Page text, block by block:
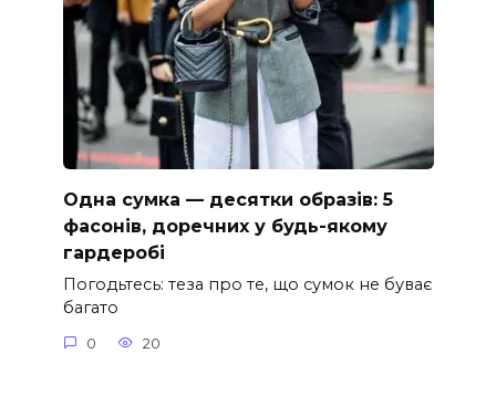
Одна сумка — десятки образів: 5
фасонів, доречних у будь-якому
гардеробі
Погодьтесь: теза про те, що сумок не буває
багато
0 20